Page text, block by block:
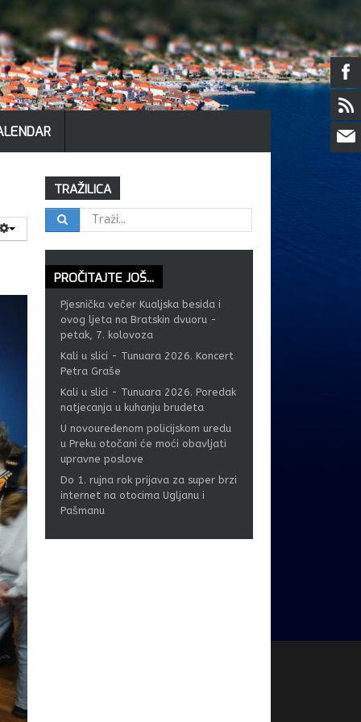
TRAŽILICA
PROČITAJTE JOŠ...
Pjesnička večer Kualjska besida i
ovog ljeta na Bratskin dvuoru -
petak, 7. kolovoza
Kali u slici - Tunuara 2026. Koncert
Petra Graše
Kali u slici - Tunuara 2026. Poredak
natjecanja u kuhanju brudeta
U novouređenom policijskom uredu
u Preku otočani će moći obavljati
upravne poslove
Do 1. rujna rok prijava za super brzi
internet na otocima Ugljanu i
Pašmanu